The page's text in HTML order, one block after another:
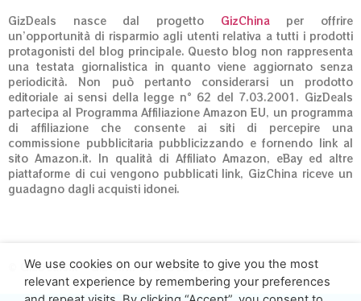
GizDeals nasce dal progetto GizChinaper offrire
un’opportunità di risparmio agli utenti relativa a tutti i prodotti
protagonisti del blog principale. Questo blog non rappresenta
una testata giornalistica in quanto viene aggiornato senza
periodicità. Non può pertanto considerarsi un prodotto
editoriale ai sensi della legge n° 62 del 7.03.2001. GizDeals
partecipa al Programma Affiliazione Amazon EU, un programma
di affiliazione che consente ai siti di percepire una
commissione pubblicitaria pubblicizzando e fornendo link al
sito Amazon.it. In qualità di Affiliato Amazon, eBay ed altre
piattaforme di cui vengono pubblicati link, GizChina riceve un
guadagno dagli acquisti idonei.
© GizDeals.it – Giz S.r.l. 01973020660
We use cookies on our website to give you the most
relevant experience by remembering your preferences